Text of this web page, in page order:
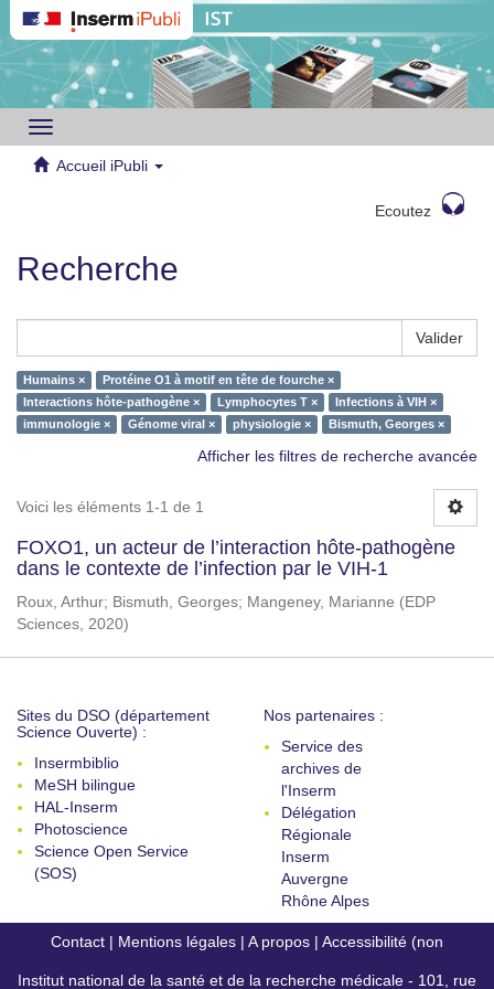
Toggle
navigation
Accueil iPubli
Ecoutez
Recherche
Valider
Humains ×
Protéine O1 à motif en tête de fourche ×
Interactions hôte-pathogène ×
Lymphocytes T ×
Infections à VIH ×
immunologie ×
Génome viral × physiologie × Bismuth, Georges ×
Afficher les filtres de recherche avancée
Voici les éléments 1-1 de 1
FOXO1, un acteur de l’interaction hôte-pathogène
dans le contexte de l’infection par le VIH-1
Roux, Arthur; Bismuth, Georges; Mangeney, Marianne (EDP
Sciences, 2020)
Sites du DSO (département
Science Ouverte) :
Insermbiblio
MeSH bilingue
HAL-Inserm
Photoscience
Science Open Service
(SOS)
Nos partenaires :
Service des
archives de
l'Inserm
Délégation
Régionale
Inserm
Auvergne
Rhône Alpes
Contact | Mentions légales | A propos | Accessibilité (non
conforme)
Institut national de la santé et de la recherche médicale - 101, rue